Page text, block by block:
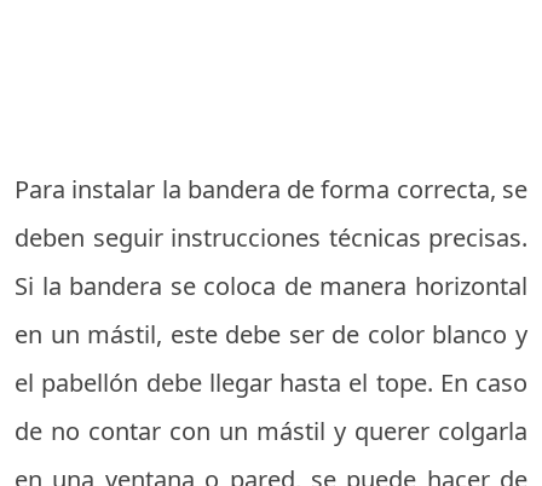
Para instalar la bandera de forma correcta, se
deben seguir instrucciones técnicas precisas.
Si la bandera se coloca de manera horizontal
en un mástil, este debe ser de color blanco y
el pabellón debe llegar hasta el tope. En caso
de no contar con un mástil y querer colgarla
en una ventana o pared, se puede hacer de